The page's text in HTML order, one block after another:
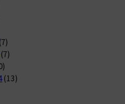
(13)